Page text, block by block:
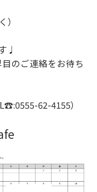
♩
のご連絡をお待ち
62-4155）